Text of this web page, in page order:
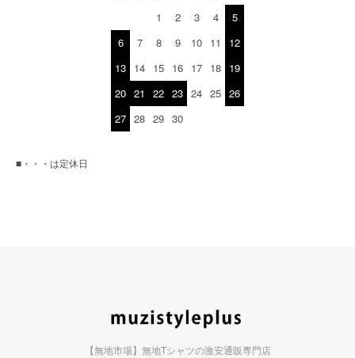
1
2 3 4
5
6
7 8 9 10 11
12
13 14 15 16 17 18 19
20 21 22 23 24 25 26
27 28 29 30
■・・・は定休日
【無地市場】無地Tシャツの激安通販専門店